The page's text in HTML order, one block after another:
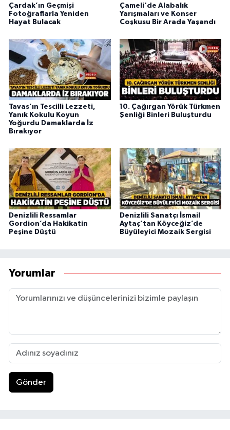
Çardak’ın Geçmişi
Fotoğraflarla Yeniden
Hayat Bulacak
Çameli'de Alabalık
Yarışmaları ve Konser
Coşkusu Bir Arada Yaşandı
Tavas’ın Tescilli Lezzeti,
Yanık Kokulu Koyun
Yoğurdu Damaklarda İz
Bırakıyor
10. Çağırgan Yörük Türkmen
Şenliği Binleri Buluşturdu
Denizlili Ressamlar
Gordion’da Hakikatin
Peşine Düştü
Denizlili Sanatçı İsmail
Aytaç’tan Köyceğiz’de
Büyüleyici Mozaik Sergisi
Yorumlar
Gönder